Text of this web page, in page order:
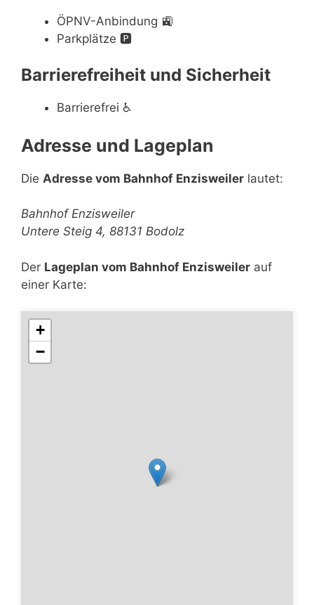
ÖPNV-Anbindung 🚉
Parkplätze 🅿️
Barrierefreiheit und Sicherheit
Barrierefrei ♿
Adresse und Lageplan
Die Adresse vom Bahnhof Enzisweiler lautet:
Bahnhof Enzisweiler
Untere Steig 4, 88131 Bodolz
Der Lageplan vom Bahnhof Enzisweiler auf
einer Karte:
+
−